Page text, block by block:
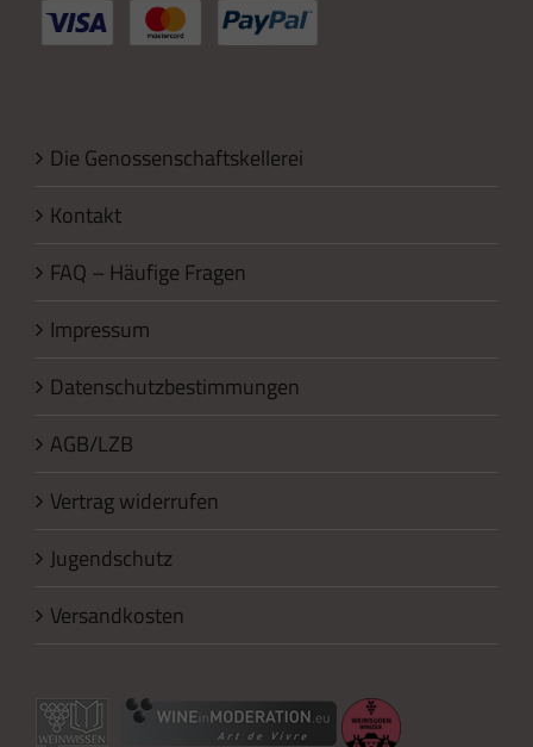
Die Genossenschaftskellerei
Kontakt
FAQ – Häufige Fragen
Impressum
Datenschutzbestimmungen
AGB/LZB
Vertrag widerrufen
Jugendschutz
Versandkosten